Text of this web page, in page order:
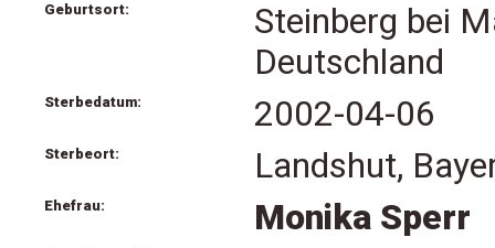
Geburtsort:
Steinberg bei
Deutschland
Sterbedatum: 2002-04-06
Sterbeort: Landshut,
Ehefrau: Monika Sperr